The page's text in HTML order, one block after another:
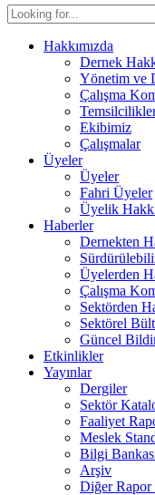
Hakkımızda
Dernek
Yönetim ve
Çalışma
Ekibimiz
Çalışmalar
Üyeler
Üyeler
Fahri Üyeler
Üyelik
Haberler
Dernekten
Üyelerden
Çalışma
Sektörden
Sektörel
Güncel
Etkinlikler
Yayınlar
Dergiler
Sektör
Faaliyet
Meslek
Bilgi
Arşiv
Diğer Rapor